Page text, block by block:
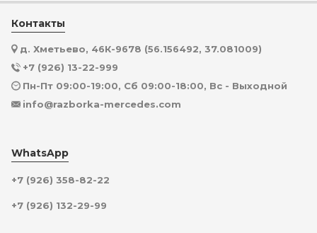
Контакты
д. Хметьево, 46К-9678 (56.156492, 37.081009)
+7 (926) 13-22-999
Пн-Пт 09:00-19:00, Сб 09:00-18:00, Вс - Выходной
info@razborka-mercedes.com
WhatsApp
+7 (926) 358-82-22
+7 (926) 132-29-99